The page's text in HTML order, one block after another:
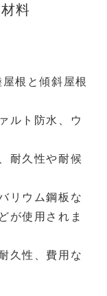
料
根と傾斜屋根
ルト防水、ウ
耐久性や耐候
リウム鋼板な
が使用されま
久性、費用な